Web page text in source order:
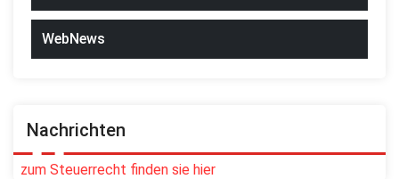
WebNews
Nachrichten
zum Steuerrecht finden sie hier